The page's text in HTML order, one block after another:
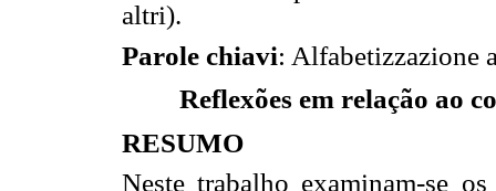
altri).
Parole chiavi: Alfabetizzazione
Reflexões em relação ao
RESUMO
Neste trabalho examinam-se